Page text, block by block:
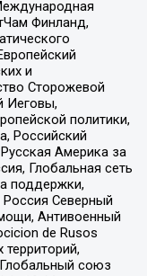
Финланд,
и
Сторожевой
Иеговы,
политики,
Российский
Америка за
Глобальная сеть
поддержки,
Северный
Антивоенный
de Rusos
союз